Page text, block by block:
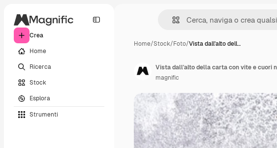
Crea
Home
Ricerca
Stock
Esplora
Strumenti
Home/Stock/Foto/Vista dall'alto dell…
Vista dall'alto della carta con vite e cuori
magnific